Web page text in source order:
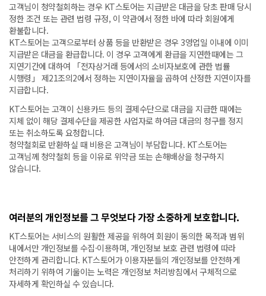
고객님이 청약철회하는 경우 KT스토어는 지급받은 대금을 당초 판매 당시
정한 조건 또는 관련 법령 규정, 이 약관에서 정한 바에 따라 회원에게
환불합니다.
KT스토어는 고객으로부터 상품 등을 반환받은 경우 3영업일 이내에 이미
지급받은 대금을 환급합니다. 이 경우 고객에게 환급을 지연한때에는 그
지연기간에 대하여 「전자상거래 등에서의 소비자보호에 관한 법률
시행령」 제21조의2에서 정하는 지연이자율을 곱하여 산정한 지연이자를
지급합니다.
KT스토어는 고객이 신용카드 등의 결제수단으로 대금을 지급한 때에는
지체 없이 해당 결제수단을 제공한 사업자로 하여금 대금의 청구를 정지
또는 취소하도록 요청합니다.
청약철회로 반환하실 때 비용은 고객님이 부담합니다. KT스토어는
고객님께 청약철회 등을 이유로 위약금 또는 손해배상을 청구하지
않습니다.
여러분의 개인정보를 그 무엇보다 가장 소중하게 보호합니다.
KT스토어는 서비스의 원활한 제공을 위하여 회원이 동의한 목적과 범위
내에서만 개인정보를 수집·이용하며, 개인정보 보호 관련 법령에 따라
안전하게 관리합니다. KT스토어가 이용자분들의 개인정보를 안전하게
처리하기 위하여 기울이는 노력은 개인정보 처리방침에서 구체적으로
자세하게 확인하실 수 있습니다.